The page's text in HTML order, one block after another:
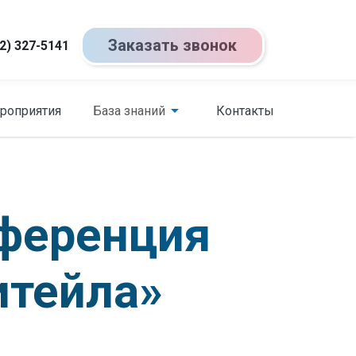
327-5141 Заказать звонок
База знаний Контакты